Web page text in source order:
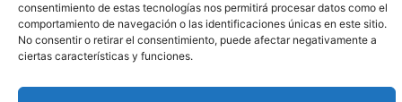
consentimiento de estas tecnologías nos permitirá procesar datos como el
comportamiento de navegación o las identificaciones únicas en este sitio.
No consentir o retirar el consentimiento, puede afectar negativamente a
ciertas características y funciones.
Aviso Legal Política de Privacidad